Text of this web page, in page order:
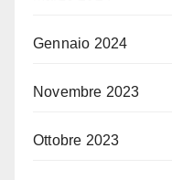
Gennaio 2024
Novembre 2023
Ottobre 2023